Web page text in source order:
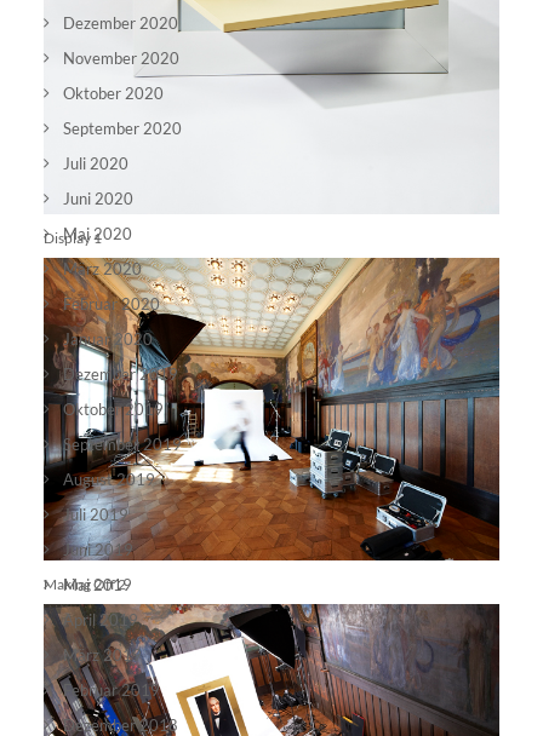
Display 1
Making Off 2
Dezember 2020
November 2020
Oktober 2020
September 2020
Juli 2020
Juni 2020
Mai 2020
März 2020
Februar 2020
Januar 2020
Dezember 2019
Oktober 2019
September 2019
August 2019
Juli 2019
Juni 2019
Mai 2019
April 2019
März 2019
Februar 2019
Dezember 2018